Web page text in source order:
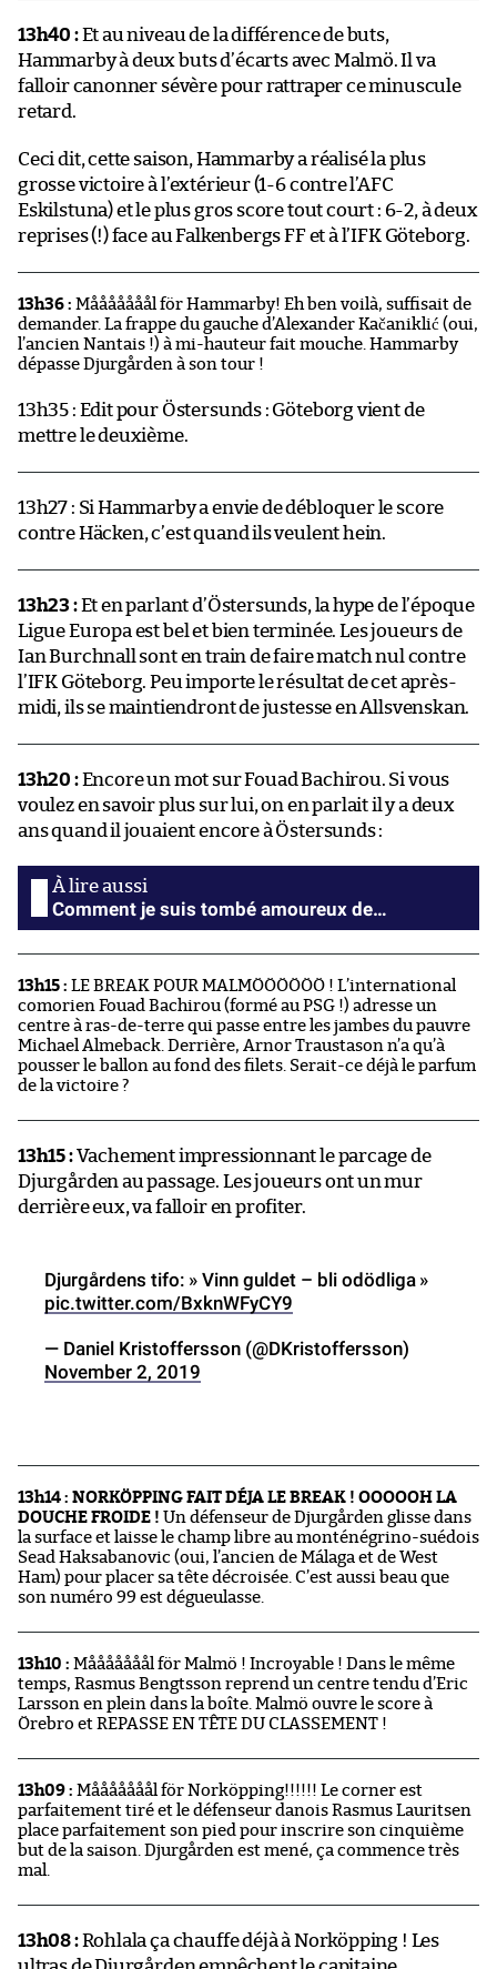
13h40 :Et au niveau de la différence de buts,
Hammarby à deux buts d’écarts avec Malmö. Il va
falloir canonner sévère pour rattraper ce minuscule
retard.
Ceci dit, cette saison, Hammarby a réalisé la plus
grosse victoire à l’extérieur (1-6 contre l’AFC
Eskilstuna) et le plus gros score tout court : 6-2, à deux
reprises (!) face au Falkenbergs FF et à l’IFK Göteborg.
13h36 : Mååååååål för Hammarby! Eh ben voilà, suffisait de
demander. La frappe du gauche d’Alexander Kačaniklić (oui,
l’ancien Nantais !) à mi-hauteur fait mouche. Hammarby
dépasse Djurgården à son tour !
13h35 : Edit pour Östersunds : Göteborg vient de
mettre le deuxième.
13h27 : Si Hammarby a envie de débloquer le score
contre Häcken, c’est quand ils veulent hein.
13h23 :Et en parlant d’Östersunds, la hype de l’époque
Ligue Europa est bel et bien terminée. Les joueurs de
Ian Burchnall sont en train de faire match nul contre
l’IFK Göteborg. Peu importe le résultat de cet après-
midi, ils se maintiendront de justesse en Allsvenskan.
13h20 :Encore un mot sur Fouad Bachirou. Si vous
voulez en savoir plus sur lui, on en parlait il y a deux
ans quand il jouaient encore à Östersunds :
Comment je suis tombé amoureux de…
13h15 : LE BREAK POUR MALMÖÖÖÖÖÖ ! L’international
comorien Fouad Bachirou (formé au PSG !) adresse un
centre à ras-de-terre qui passe entre les jambes du pauvre
Michael Almeback. Derrière, Arnor Traustason n’a qu’à
pousser le ballon au fond des filets. Serait-ce déjà le parfum
de la victoire ?
13h15 :Vachement impressionnant le parcage de
Djurgården au passage. Les joueurs ont un mur
derrière eux, va falloir en profiter.
Djurgårdens tifo: » Vinn guldet – bli odödliga »
pic.twitter.com/BxknWFyCY9
— Daniel Kristoffersson (@DKristoffersson)
November 2, 2019
13h14 : NORKÖPPING FAIT DÉJA LE BREAK ! OOOOOH LA
DOUCHE FROIDE ! Un défenseur de Djurgården glisse dans
la surface et laisse le champ libre au monténégrino-suédois
Sead Haksabanovic (oui, l’ancien de Málaga et de West
Ham) pour placer sa tête décroisée. C’est aussi beau que
son numéro 99 est dégueulasse.
13h10 : Mååååååål för Malmö ! Incroyable ! Dans le même
temps, Rasmus Bengtsson reprend un centre tendu d’Eric
Larsson en plein dans la boîte. Malmö ouvre le score à
Örebro et REPASSE EN TÊTE DU CLASSEMENT !
13h09 : Mååååååål för Norköpping!!!!!! Le corner est
parfaitement tiré et le défenseur danois Rasmus Lauritsen
place parfaitement son pied pour inscrire son cinquième
but de la saison. Djurgården est mené, ça commence très
mal.
13h08 :Rohlala ça chauffe déjà à Norköpping ! Les